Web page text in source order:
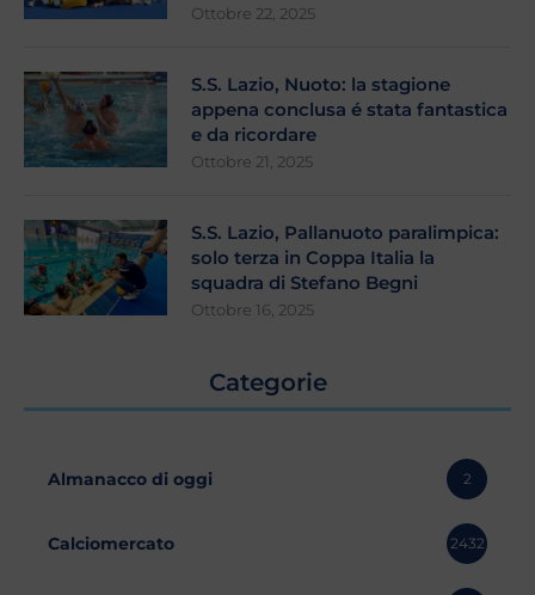
Ottobre 22, 2025
S.S. Lazio, Nuoto: la stagione
appena conclusa é stata fantastica
e da ricordare
Ottobre 21, 2025
S.S. Lazio, Pallanuoto paralimpica:
solo terza in Coppa Italia la
squadra di Stefano Begni
Ottobre 16, 2025
Categorie
Almanacco di oggi 2
Calciomercato 2432